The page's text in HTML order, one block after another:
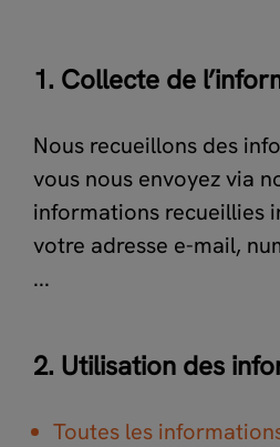
1. Collecte de
Nous recueillons des
vous nous envoyez via
informations recueillies
votre adresse e-mail,
...
2. Utilisation des
Toutes les